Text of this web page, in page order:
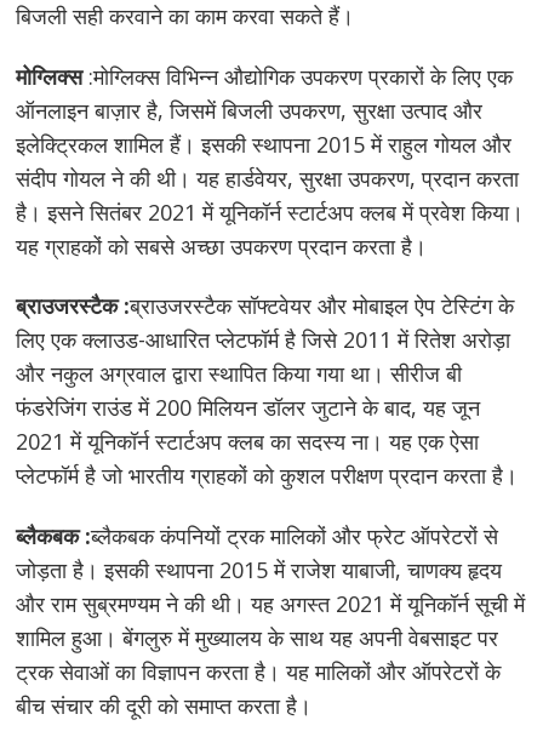
बिजली सही करवाने का काम करवा सकते हैं।
मोग्लिक्स:मोग्लिक्स विभिन्न औद्योगिक उपकरण प्रकारों के लिए एक
ऑनलाइन बाज़ार है, जिसमें बिजली उपकरण, सुरक्षा उत्पाद और
इलेक्ट्रिकल शामिल हैं। इसकी स्थापना 2015 में राहुल गोयल और
संदीप गोयल ने की थी। यह हार्डवेयर, सुरक्षा उपकरण, प्रदान करता
है। इसने सितंबर 2021 में यूनिकॉर्न स्टार्टअप क्लब में प्रवेश किया।
यह ग्राहकों को सबसे अच्छा उपकरण प्रदान करता है।
ब्राउजरस्टैक :ब्राउजरस्टैक सॉफ्टवेयर और मोबाइल ऐप टेस्टिंग के
लिए एक क्लाउड-आधारित प्लेटफॉर्म है जिसे 2011 में रितेश अरोड़ा
और नकुल अग्रवाल द्वारा स्थापित किया गया था। सीरीज बी
फंडरेजिंग राउंड में 200 मिलियन डॉलर जुटाने के बाद, यह जून
2021 में यूनिकॉर्न स्टार्टअप क्लब का सदस्य ना। यह एक ऐसा
प्लेटफॉर्म है जो भारतीय ग्राहकों को कुशल परीक्षण प्रदान करता है।
ब्लैकबक :ब्लैकबक कंपनियों ट्रक मालिकों और फ्रेट ऑपरेटरों से
जोड़ता है। इसकी स्थापना 2015 में राजेश याबाजी, चाणक्य हृदय
और राम सुब्रमण्यम ने की थी। यह अगस्त 2021 में यूनिकॉर्न सूची में
शामिल हुआ। बेंगलुरु में मुख्यालय के साथ यह अपनी वेबसाइट पर
ट्रक सेवाओं का विज्ञापन करता है। यह मालिकों और ऑपरेटरों के
बीच संचार की दूरी को समाप्त करता है।